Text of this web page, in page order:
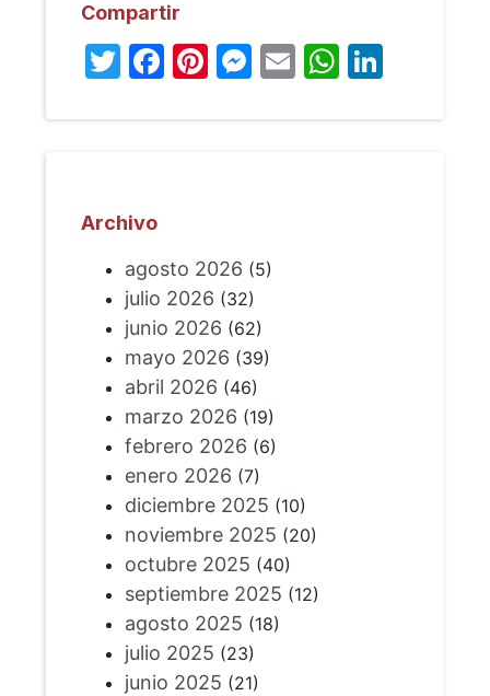
Compartir
Twitter
Facebook
Pinterest
Messenger
Email
Archivo
agosto 2026 (5)
julio 2026 (32)
junio 2026 (62)
mayo 2026 (39)
abril 2026 (46)
marzo 2026 (19)
febrero 2026 (6)
enero 2026 (7)
diciembre 2025 (10)
noviembre 2025 (20)
octubre 2025 (40)
septiembre 2025 (12)
agosto 2025 (18)
julio 2025 (23)
junio 2025 (21)